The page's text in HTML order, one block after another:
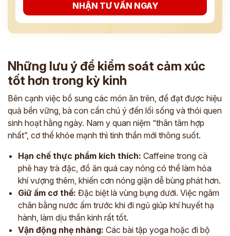
NHẬN TƯ VẤN NGAY
Những lưu ý để kiểm soát cảm xúc
tốt hơn trong kỳ kinh
Bên cạnh việc bổ sung các món ăn trên, để đạt được hiệu
quả bền vững, bà con cần chú ý đến lối sống và thói quen
sinh hoạt hằng ngày. Nam y quan niệm “thân tâm hợp
nhất”, cơ thể khỏe mạnh thì tinh thần mới thông suốt.
Hạn chế thực phẩm kích thích: Caffeine trong cà
phê hay trà đặc, đồ ăn quá cay nóng có thể làm hỏa
khí vượng thêm, khiến cơn nóng giận dễ bùng phát hơn.
Giữ ấm cơ thể: Đặc biệt là vùng bụng dưới. Việc ngâm
chân bằng nước ấm trước khi đi ngủ giúp khí huyết hạ
hành, làm dịu thần kinh rất tốt.
Vận động nhẹ nhàng: Các bài tập yoga hoặc đi bộ